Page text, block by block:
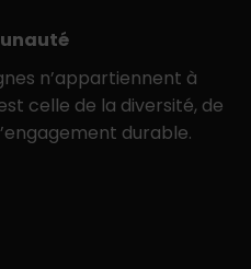
n’appartiennent à
celle de la diversité, de
durable.